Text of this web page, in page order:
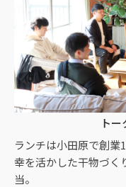
ト
ランチは小田原で創業
幸を活かした干物づく
当。